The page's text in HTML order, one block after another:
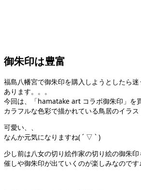
御朱印は豊富
福島八幡宮で御朱印を購入しようとしたら
あります。。。
今回は、「hamatake art コラボ御朱印」を
カラフルな色彩で描かれている鳥居のイラス
可愛い、、
なんか元気になりますね( ´ ▽ ` )
少し前は八女の切り絵作家の切り絵の御朱
催しや御朱印が出ていくのが楽しみなので